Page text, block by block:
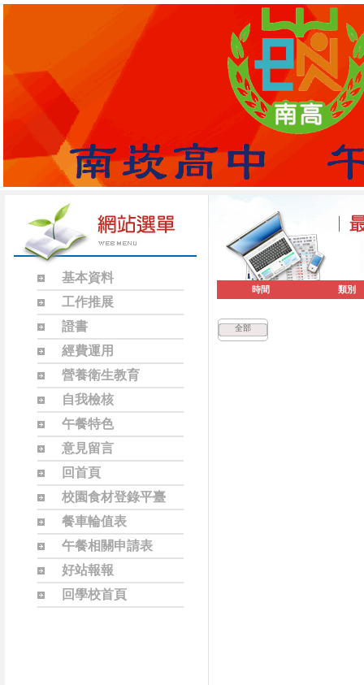
基本資料
工作推展
證書
經費運用
營養衛生教育
自我檢核
午餐特色
意見留言
回首頁
校園食材登錄平臺
餐車輪值表
午餐相關申請表
好站報報
回學校首頁
時間 類別
全部